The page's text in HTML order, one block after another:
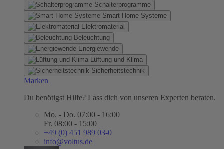
Schalterprogramme
Smart Home Systeme
Elektromaterial
Beleuchtung
Energiewende
Lüftung und Klima
Sicherheitstechnik
Marken
Du benötigst Hilfe? Lass dich von unseren Experten beraten.
Mo. - Do. 07:00 - 16:00
Fr. 08:00 - 15:00
+49 (0) 451 989 03-0
info@voltus.de